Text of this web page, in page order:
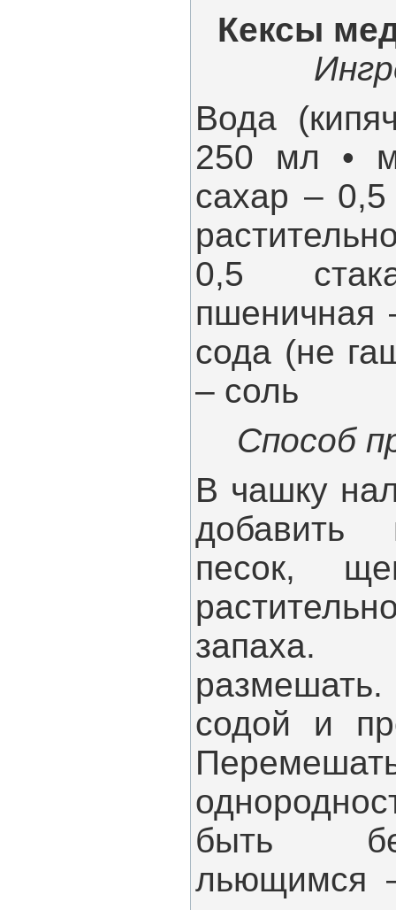
Кексы
Вода
250 мл •
сахар – 0,5
0,5
пшеничная
сода (не
– соль
Способ
В чашку
добавить
песок,
содой и
быть
льющимся